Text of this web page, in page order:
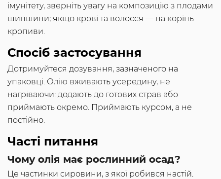
імунітету, зверніть увагу на композицію з плодами
шипшини; якщо крові та волосся — на корінь
кропиви.
Спосіб застосування
Дотримуйтеся дозування, зазначеного на
упаковці. Олію вживають усередину, не
нагріваючи: додають до готових страв або
приймають окремо. Приймають курсом, а не
постійно.
Часті питання
Чому олія має рослинний осад?
Це частинки сировини, з якої робився настій.